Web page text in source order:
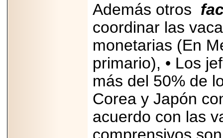
Además otros
coordinar las
monetarias (En
primario), • Los
más del 50% de
Corea y Japón
acuerdo con las